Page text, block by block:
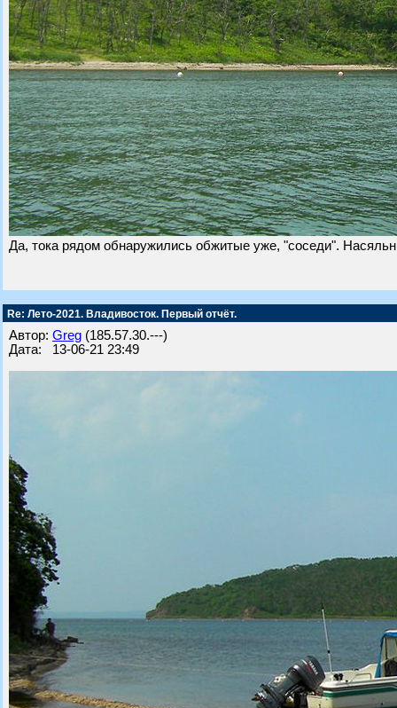
Да, тока рядом обнаружились обжитые уже, "соседи".
Re: Лето-2021. Владивосток. Первый отчёт.
Автор: Greg (185.57.30.---)
Дата: 13-06-21 23:49